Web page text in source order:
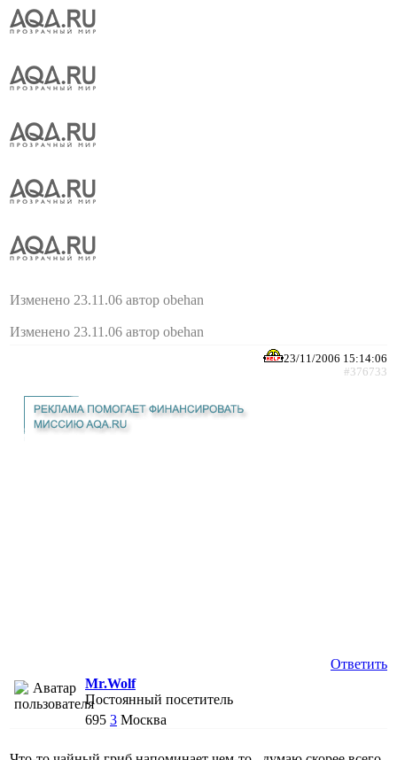
Изменено 23.11.06 автор obehan
Изменено 23.11.06 автор obehan
23/11/2006 15:14:06
#376733
Ответить
Mr.Wolf
Постоянный посетитель
695 3 Москва